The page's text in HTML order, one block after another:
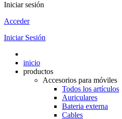
Iniciar sesión
Acceder
Iniciar Sesión
inicio
productos
Accesorios para móviles
Todos los artículos
Auriculares
Bateria externa
Cables